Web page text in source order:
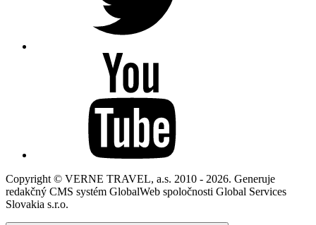
Copyright © VERNE TRAVEL, a.s. 2010 - 2026. Generuje
redakčný CMS systém GlobalWeb spoločnosti Global Services
Slovakia s.r.o.